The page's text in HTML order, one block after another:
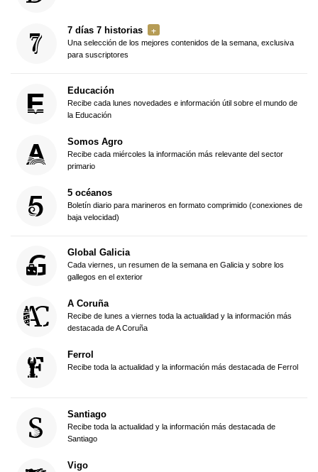
7 días 7 historias
Una selección de los mejores contenidos de la semana, exclusiva
para suscriptores
Educación
Recibe cada lunes novedades e información útil sobre el mundo de
la Educación
Somos Agro
Recibe cada miércoles la información más relevante del sector
primario
5 océanos
Boletín diario para marineros en formato comprimido (conexiones de
baja velocidad)
Global Galicia
Cada viernes, un resumen de la semana en Galicia y sobre los
gallegos en el exterior
A Coruña
Recibe de lunes a viernes toda la actualidad y la información más
destacada de A Coruña
Ferrol
Recibe toda la actualidad y la información más destacada de Ferrol
Santiago
Recibe toda la actualidad y la información más destacada de
Santiago
Vigo